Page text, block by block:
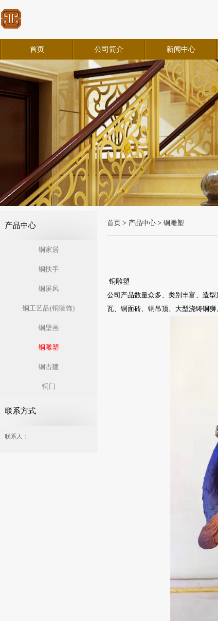
首页 公司简介 新闻中心
产品中心
铜家居
铜扶手
铜屏风
铜工艺品(铜装饰)
铜壁画
铜雕塑
铜古建
铜门
联系方式
联系人：
首页 > 产品中心 > 铜雕塑
铜雕塑
公司产品数量众多、类别丰富、造
瓦、铜面砖、铜吊顶、大型浇铸铜